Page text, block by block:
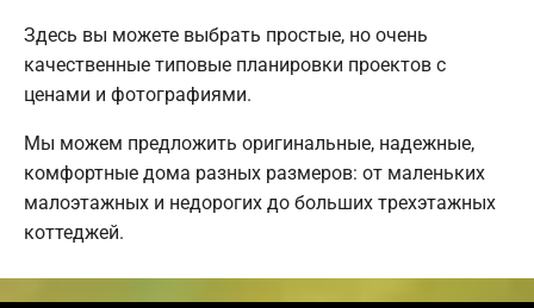
Здесь вы можете выбрать простые, но очень
качественные типовые планировки проектов с
ценами и фотографиями.
Мы можем предложить оригинальные, надежные,
комфортные дома разных размеров: от маленьких
малоэтажных и недорогих до больших трехэтажных
коттеджей.